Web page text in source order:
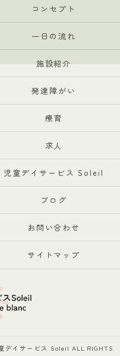
コンセプト
一日の流れ
施設紹介
発達障がい
療育
求人
児童デイサービス Soleil
ブログ
お問い合わせ
サイトマップ
デイサービス Soleil ALL RIGHTS